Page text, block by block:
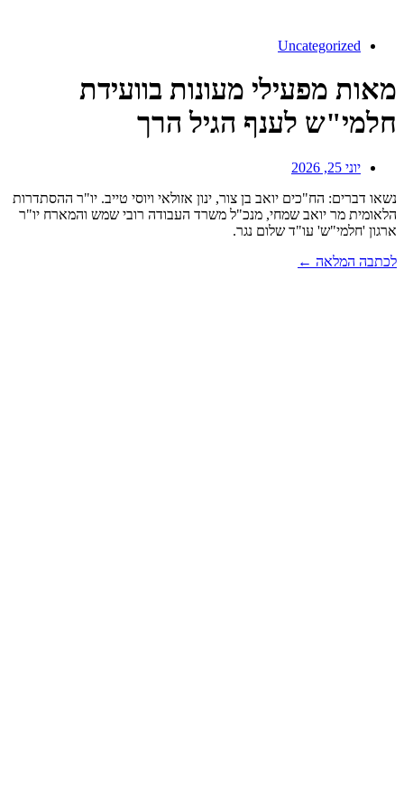
Uncategorized
מאות מפעילי מעונות בוועידת
חלמי"ש לענף הגיל הרך
יוני 25, 2026
נשאו דברים: הח"כים יואב בן צור, ינון אזולאי ויוסי טייב. יו"ר ההסתדרות
הלאומית מר יואב שמחי, מנכ"ל משרד העבודה רובי שמש והמארח יו"ר
ארגון 'חלמי"ש' עו"ד שלום נגר.
לכתבה המלאה ←